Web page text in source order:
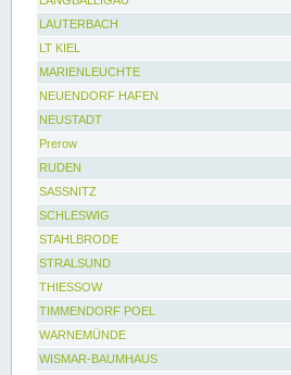
LAUTERBACH
LT KIEL
MARIENLEUCHTE
NEUENDORF HAFEN
NEUSTADT
Prerow
RUDEN
SASSNITZ
SCHLESWIG
STAHLBRODE
STRALSUND
THIESSOW
TIMMENDORF POEL
WARNEMÜNDE
WISMAR-BAUMHAUS